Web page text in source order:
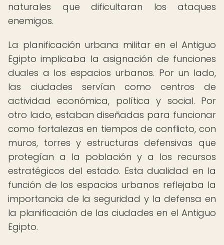
naturales que dificultaran los ataques
enemigos.
La planificación urbana militar en el Antiguo
Egipto implicaba la asignación de funciones
duales a los espacios urbanos. Por un lado,
las ciudades servían como centros de
actividad económica, política y social. Por
otro lado, estaban diseñadas para funcionar
como fortalezas en tiempos de conflicto, con
muros, torres y estructuras defensivas que
protegían a la población y a los recursos
estratégicos del estado. Esta dualidad en la
función de los espacios urbanos reflejaba la
importancia de la seguridad y la defensa en
la planificación de las ciudades en el Antiguo
Egipto.